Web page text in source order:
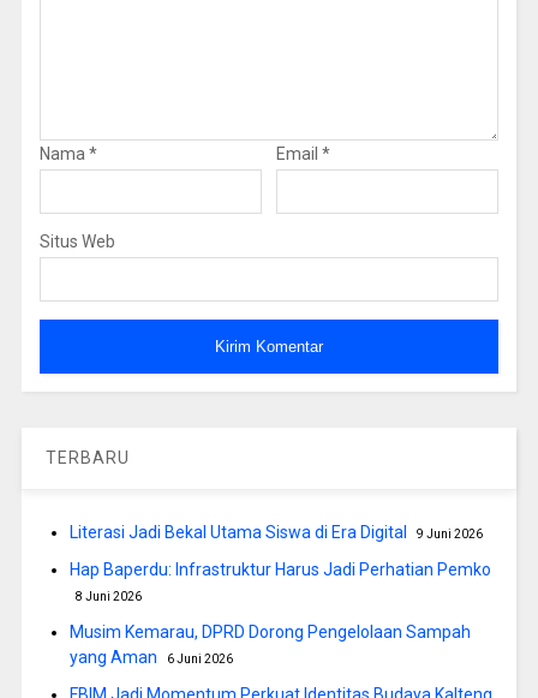
Nama * Email *
Situs Web
TERBARU
Literasi Jadi Bekal Utama Siswa di Era Digital 9 Juni 2026
Hap Baperdu: Infrastruktur Harus Jadi Perhatian Pemko
8 Juni 2026
Musim Kemarau, DPRD Dorong Pengelolaan Sampah
yang Aman
6 Juni 2026
FBIM Jadi Momentum Perkuat Identitas Budaya Kalteng